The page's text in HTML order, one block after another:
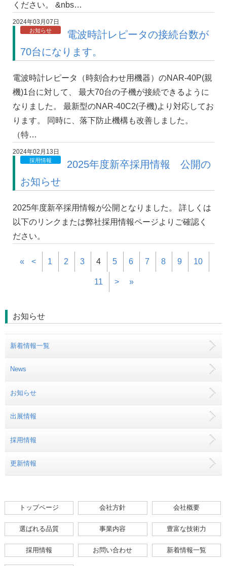
ください。 &nbs…
2024年03月07日
お知らせ
電波時計レピータの接続台数が
70台になります。
電波時計レピータ（時刻合わせ用機器）のNAR-40P(親
機)1台に対して、 最大70台の子機が接続できるように
なりました。 最新型のNAR-40C2(子機)より対応してお
ります。 同時に、落下防止機構も改善しました。
（特…
2024年02月13日
採用情報
2025年度新卒採用情報 公開の
お知らせ
2025年度新卒採用情報が公開となりました。 詳しくは
以下のリンクまたは弊社採用情報ページよりご確認く
ださい。
« < 1 2 3 4 5 6 7 8 9 10
11 > »
お知らせ
新着情報一覧
News
お知らせ
出展情報
採用情報
更新情報
トップページ 会社方針 会社概要
選ばれる品質 事業内容 豊富な技術力
採用情報 お問い合わせ 新着情報一覧